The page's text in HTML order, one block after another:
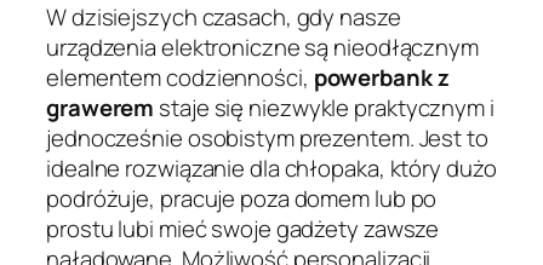
W dzisiejszych czasach, gdy nasze
urządzenia elektroniczne są nieodłącznym
elementem codzienności, powerbank z
grawerem staje się niezwykle praktycznym i
jednocześnie osobistym prezentem. Jest to
idealne rozwiązanie dla chłopaka, który dużo
podróżuje, pracuje poza domem lub po
prostu lubi mieć swoje gadżety zawsze